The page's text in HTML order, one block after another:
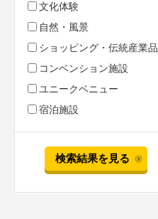
文化体験
自然・風景
ショッピング・伝統産業品
コンベンション施設
ユニークベニュー
宿泊施設
検索結果を見る